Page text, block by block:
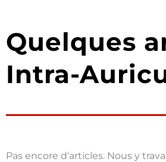
Quelques
Intra-
Pas encore d'articles. Nous y